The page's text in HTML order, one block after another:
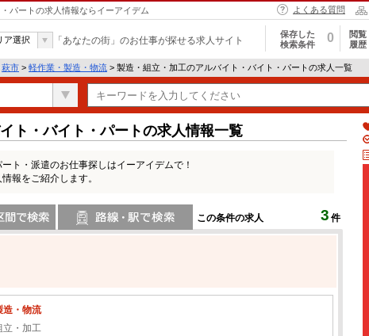
パートの求人情報ならイーアイデム よくある質問
ア選択 「あなたの街」のお仕事が探せる求人サイト
保存した
検索条件
0
閲覧
履歴
萩市 > 軽作業・製造・物流 > 製造・組立・加工のアルバイト・バイト・パートの求人一覧
ト・バイト・パートの求人情報一覧
ト・派遣のお仕事探しはイーアイデムで！
報をご紹介します。
この条件の求人 3 件
造・物流
立・加工